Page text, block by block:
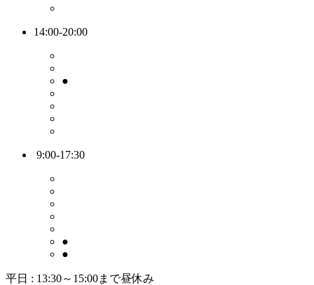
14:00-20:00
●
9:00-17:30
●
●
平日 : 13:30～15:00まで昼休み